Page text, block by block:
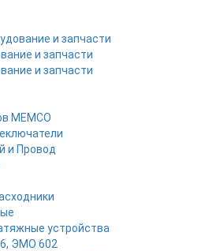
и запчасти
и запчасти
и запчасти
MEMCO
и Провод
устройства
ЭМО 602